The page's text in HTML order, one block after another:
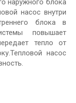
наружного блока
насос внутри
блока в
повышает
тепло от
насос